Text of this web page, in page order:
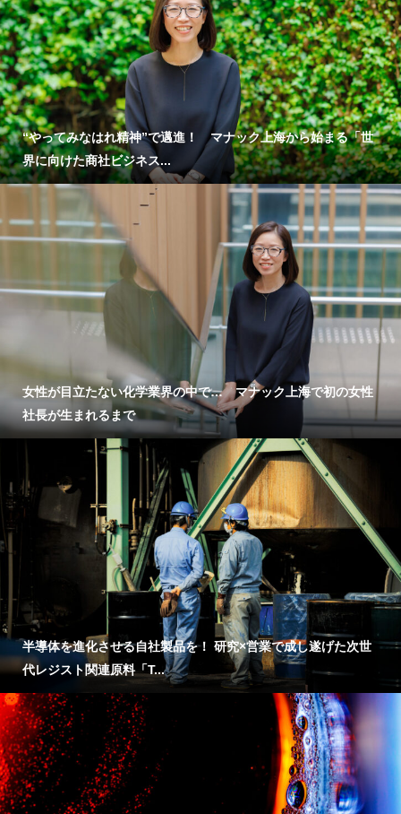
“やってみなはれ精神”で邁進！ マナック上海から始まる「世
界に向けた商社ビジネス...
女性が目立たない化学業界の中で… マナック上海で初の女性
社長が生まれるまで
半導体を進化させる自社製品を！ 研究×営業で成し遂げた次世
代レジスト関連原料「T...